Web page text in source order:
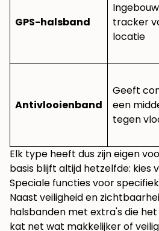
GPS-halsband
tracker
locatie
Antivlooienband
Geeft
een
tegen
Elk type heeft dus zijn eigen
basis blijft altijd hetzelfde: kies
Speciale functies voor
Naast veiligheid en
halsbanden met extra's die het
kat net wat makkelijker of